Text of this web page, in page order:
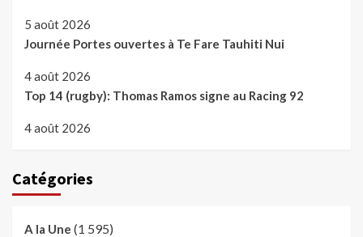
5 août 2026
Journée Portes ouvertes à Te Fare Tauhiti Nui
4 août 2026
Top 14 (rugby): Thomas Ramos signe au Racing 92
4 août 2026
Catégories
A la Une (1 595)